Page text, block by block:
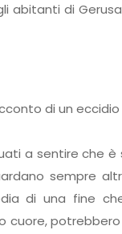
abitanti di
di un
a sentire che
sempre
di una fine
cuore,